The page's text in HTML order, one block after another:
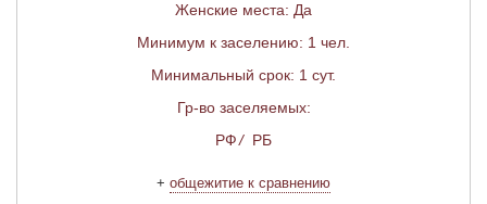
Женские места: Да
Минимум к заселению: 1 чел.
Минимальный срок: 1 сут.
Гр-во заселяемых:
РФ/ РБ
+ общежитие к сравнению